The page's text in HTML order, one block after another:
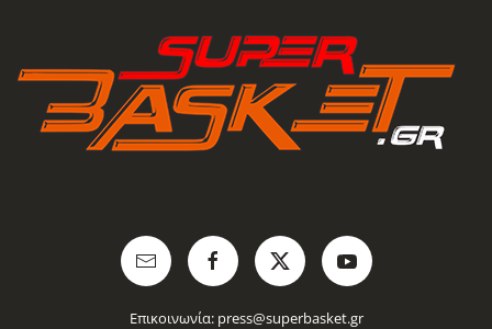
Επικοινωνία: press@superbasket.gr